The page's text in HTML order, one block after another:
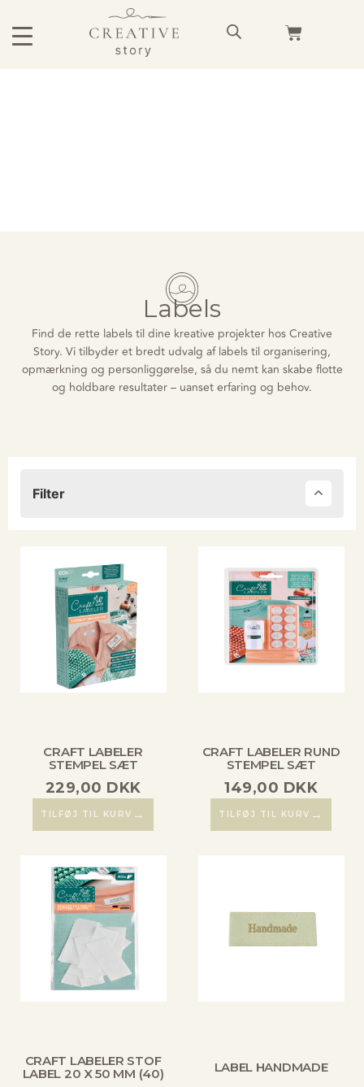
Labels
Find de rette labels til dine kreative projekter hos Creative
Story. Vi tilbyder et bredt udvalg af labels til organisering,
opmærkning og personliggørelse, så du nemt kan skabe flotte
og holdbare resultater – uanset erfaring og behov.
Filter
CRAFT LABELER
STEMPEL SÆT
229,00 DKK
TILFØJ TIL KURV →
CRAFT LABELER RUND
STEMPEL SÆT
149,00 DKK
TILFØJ TIL KURV →
CRAFT LABELER STOF
LABEL 20 X 50 MM (40)
LABEL HANDMADE